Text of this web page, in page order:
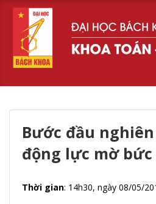
Bước đầu
động lực mờ
Thời gian: 14h30, ngày 08/05/